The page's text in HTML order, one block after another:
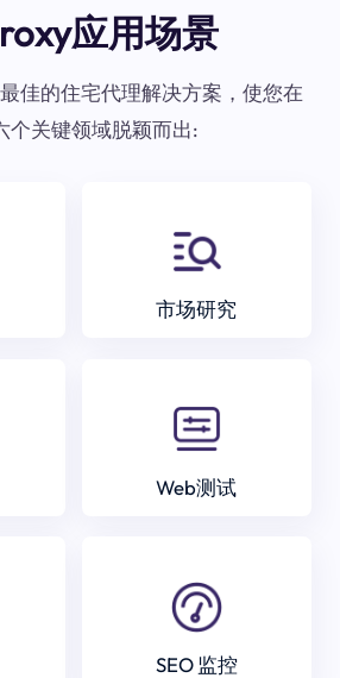
应用场景
佳的住宅代理解决方案，使您在
个关键领域脱颖而出:
市场研究
Web测试
SEO 监控